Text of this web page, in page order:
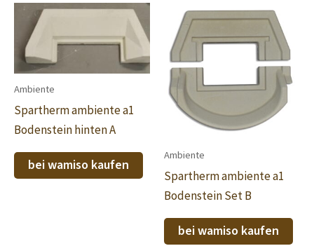
Ambiente
Spartherm ambiente a1
Bodenstein hinten A
bei wamiso kaufen
Ambiente
Spartherm ambiente a1
Bodenstein Set B
bei wamiso kaufen